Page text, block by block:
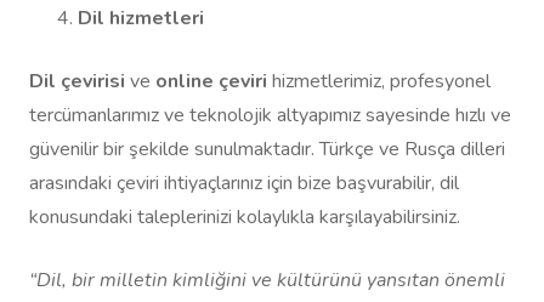
Dil hizmetleri
Dil çevirisi ve online çeviri hizmetlerimiz, profesyonel
tercümanlarımız ve teknolojik altyapımız sayesinde hızlı ve
güvenilir bir şekilde sunulmaktadır. Türkçe ve Rusça dilleri
arasındaki çeviri ihtiyaçlarınız için bize başvurabilir, dil
konusundaki taleplerinizi kolaylıkla karşılayabilirsiniz.
“Dil, bir milletin kimliğini ve kültürünü yansıtan önemli